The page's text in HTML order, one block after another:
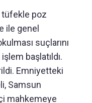
tüfekle poz
ile genel
suçlarını
başlatıldı.
Emniyetteki
Samsun
mahkemeye